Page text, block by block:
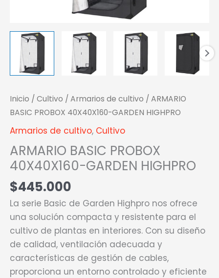
Inicio / Cultivo / Armarios de cultivo / ARMARIO
BASIC PROBOX 40X40X160-GARDEN HIGHPRO
Armarios de cultivo, Cultivo
ARMARIO BASIC PROBOX
40X40X160-GARDEN HIGHPRO
$445.000
La serie Basic de Garden Highpro nos ofrece
una solución compacta y resistente para el
cultivo de plantas en interiores. Con su diseño
de calidad, ventilación adecuada y
características de gestión de cables,
proporciona un entorno controlado y eficiente